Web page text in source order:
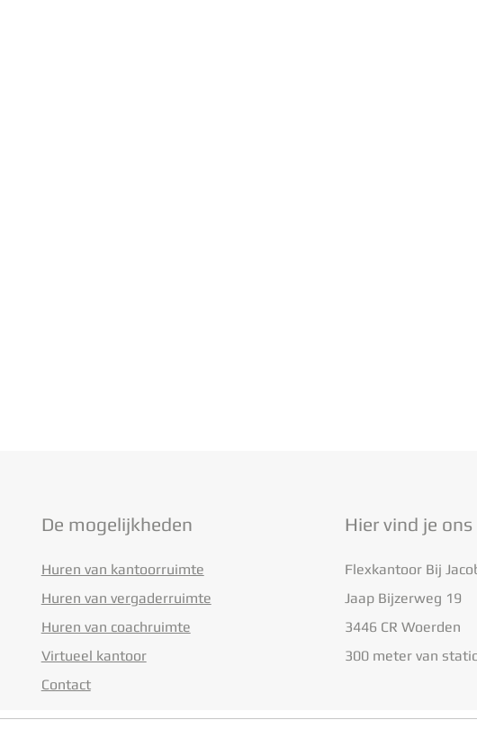
De mogelijkheden
Huren van kantoorruimte
Huren van vergaderruimte
Huren van coachruimte
Virtueel kantoor
Contact
Hier vind je ons
Flexkantoor Bij
Jaap Bijzerweg 19
3446 CR Woerden
300 meter van